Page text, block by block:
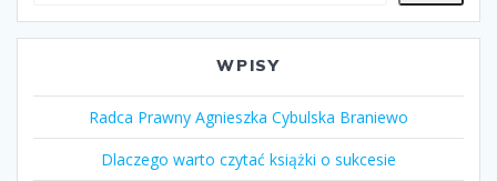
WPISY
Radca Prawny Agnieszka Cybulska Braniewo
Dlaczego warto czytać książki o sukcesie